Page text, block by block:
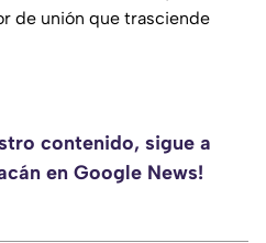
de unión que trasciende
contenido, sigue a
en Google News!